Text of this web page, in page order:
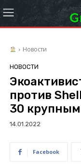
Новости
НОВОСТИ
против
30
14.01.2022
Facebook